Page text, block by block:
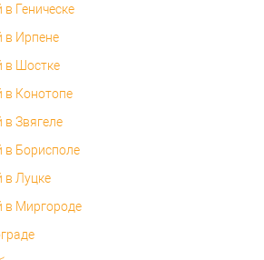
Геническе
в Ирпене
в Шостке
в Конотопе
в Звягеле
в Борисполе
в Луцке
в Миргороде